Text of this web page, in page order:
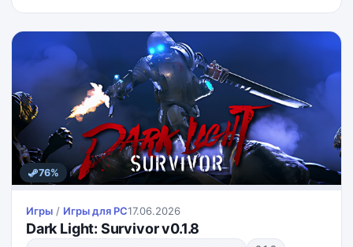
76%
Игры / Игры для PС17.06.2026
Dark Light: Survivor v0.1.8